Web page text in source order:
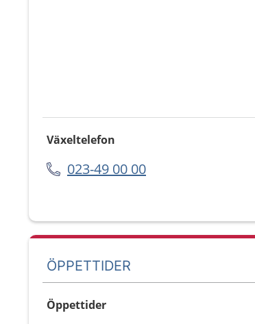
Växeltelefon
023-49 00 00
ÖPPETTIDER
Öppettider